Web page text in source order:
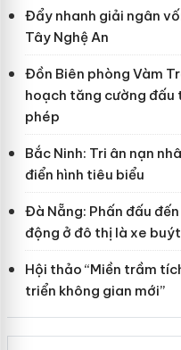
Đẩy nhanh giải ngân
Tây Nghệ An
Đồn Biên phòng Vàm
hoạch tăng cường đấu
phép
Bắc Ninh: Tri ân nạn
điển hình tiêu biểu
Đà Nẵng: Phấn đấu
động ở đô thị là xe
Hội thảo “Miền trầm
triển không gian mới”